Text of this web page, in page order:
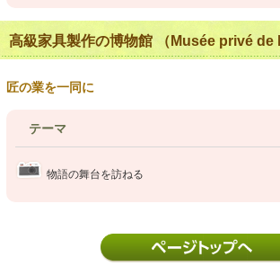
高級家具製作の博物館 （Musée privé de
匠の業を一同に
テーマ
物語の舞台を訪ねる